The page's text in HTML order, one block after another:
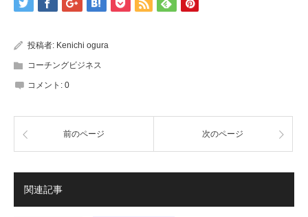
投稿者: Kenichi ogura
コーチングビジネス
コメント: 0
前のページ 次のページ
関連記事